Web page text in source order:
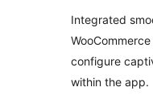
Integrated
configure
within the app.